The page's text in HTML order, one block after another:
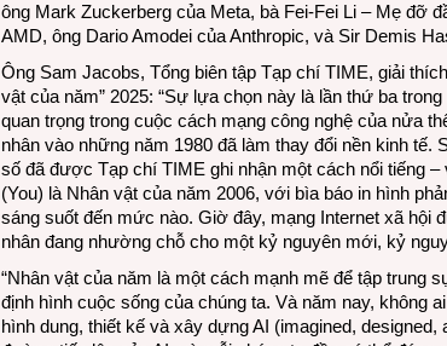
ông Mark Zuckerberg của Meta, bà Fei-Fei Li – Mẹ đỡ
AMD, ông Dario Amodei của Anthropic, và Sir Demis
Ông Sam Jacobs, Tổng biên tập Tạp chí TIME, giải
vật của năm” 2025: “Sự lựa chọn này là lần thứ ba
quan trọng trong cuộc cách mạng công nghệ của nửa
nhân vào những năm 1980 đã làm thay đổi nền kinh tế.
số đã được Tạp chí TIME ghi nhận một cách nổi tiếng –
(You) là Nhân vật của năm 2006, với bìa báo in hình
sáng suốt đến mức nào. Giờ đây, mạng Internet xã hội
nhân đang nhường chỗ cho một kỷ nguyên mới, kỷ
“Nhân vật của năm là một cách mạnh mẽ để tập trung
định hình cuộc sống của chúng ta. Và năm nay, không
hình dung, thiết kế và xây dựng AI (imagined, designed,